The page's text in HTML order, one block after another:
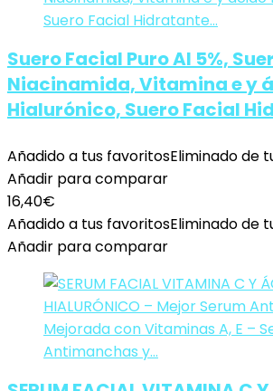
Suero Facial Puro Al 5%,
Niacinamida, Vitamina e y
Hialurónico, Suero Facial
Añadido a tus favoritosEliminado de
Añadir para comparar
16,40€
Añadido a tus favoritosEliminado de
Añadir para comparar